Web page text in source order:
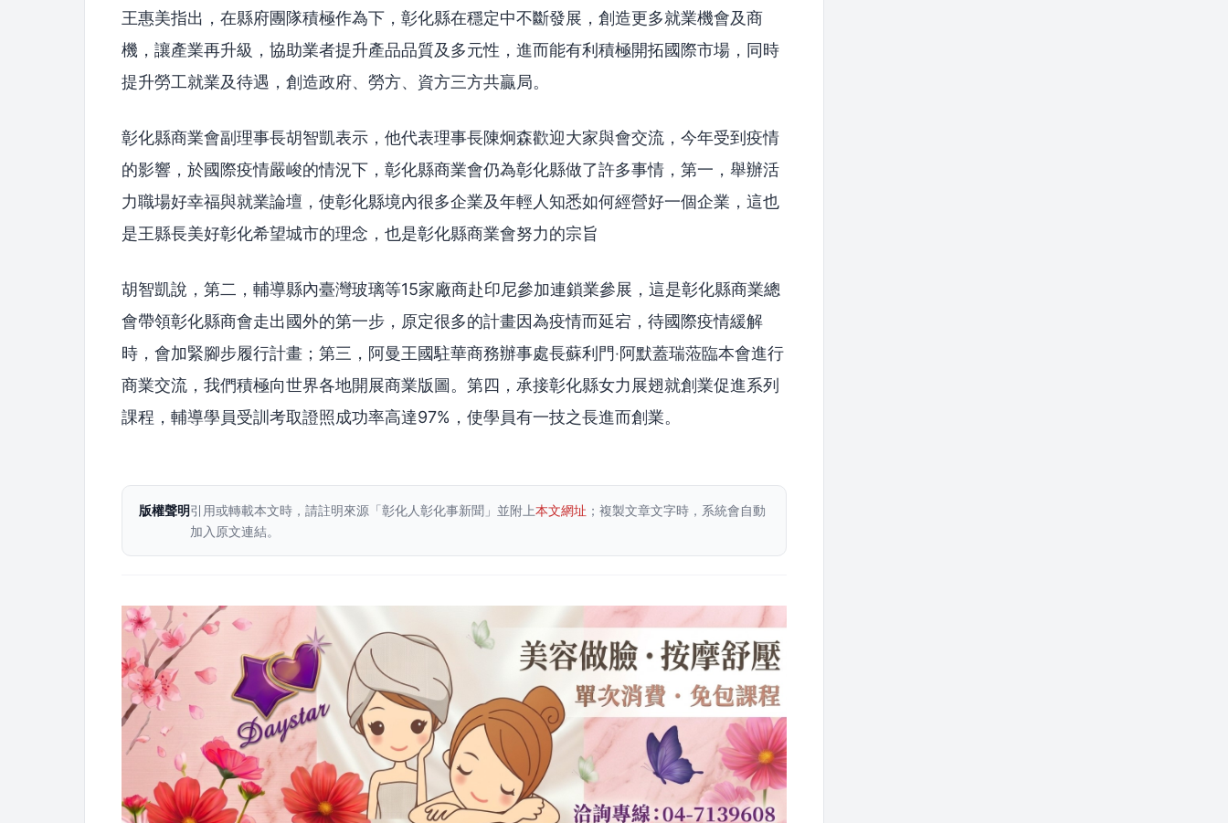
王惠美指出，在縣府團隊積極作為下，彰化縣在穩定中不斷發展，創造更多就業機會及商
機，讓產業再升級，協助業者提升產品品質及多元性，進而能有利積極開拓國際市場，同時
提升勞工就業及待遇，創造政府、勞方、資方三方共贏局。
彰化縣商業會副理事長胡智凱表示，他代表理事長陳炯森歡迎大家與會交流，今年受到疫情
的影響，於國際疫情嚴峻的情況下，彰化縣商業會仍為彰化縣做了許多事情，第一，舉辦活
力職場好幸福與就業論壇，使彰化縣境內很多企業及年輕人知悉如何經營好一個企業，這也
是王縣長美好彰化希望城市的理念，也是彰化縣商業會努力的宗旨
胡智凱說，第二，輔導縣內臺灣玻璃等15家廠商赴印尼參加連鎖業參展，這是彰化縣商業總
會帶領彰化縣商會走出國外的第一步，原定很多的計畫因為疫情而延宕，待國際疫情緩解
時，會加緊腳步履行計畫；第三，阿曼王國駐華商務辦事處長蘇利門‧阿默蓋瑞蒞臨本會進行
商業交流，我們積極向世界各地開展商業版圖。第四，承接彰化縣女力展翅就創業促進系列
課程，輔導學員受訓考取證照成功率高達97%，使學員有一技之長進而創業。
版權聲明引用或轉載本文時，請註明來源「彰化人彰化事新聞」並附上本文網址 ；複製文章文字時，系統會自動
加入原文連結。